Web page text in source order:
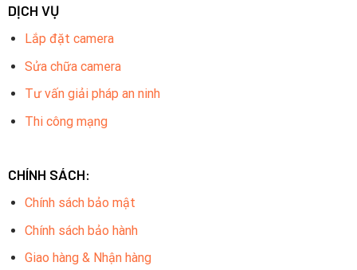
DỊCH VỤ
Lắp đặt camera
Sửa chữa camera
Tư vấn giải pháp an ninh
Thi công mạng
CHÍNH SÁCH:
Chính sách bảo mật
Chính sách bảo hành
Giao hàng & Nhận hàng